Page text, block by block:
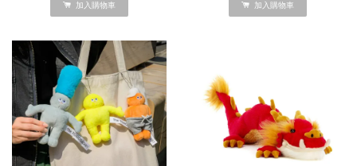
加入購物車 加入購物車